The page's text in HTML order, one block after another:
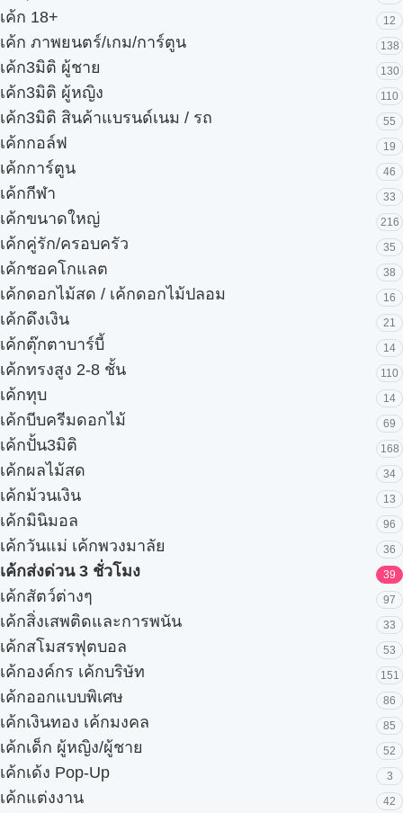
เค้ก 18+ 12
เค้ก ภาพยนตร์/เกม/การ์ตูน 138
เค้ก3มิติ ผู้ชาย 130
เค้ก3มิติ ผู้หญิง 110
เค้ก3มิติ สินค้าแบรนด์เนม / รถ 55
เค้กกอล์ฟ 19
เค้กการ์ตูน 46
เค้กกีฬา 33
เค้กขนาดใหญ่ 216
เค้กคู่รัก/ครอบครัว 35
เค้กชอคโกแลต 38
เค้กดอกไม้สด / เค้กดอกไม้ปลอม 16
เค้กดึงเงิน 21
เค้กตุ๊กตาบาร์บี้ 14
เค้กทรงสูง 2-8 ชั้น 110
เค้กทุบ 14
เค้กบีบครีมดอกไม้ 69
เค้กปั้น3มิติ 168
เค้กผลไม้สด 34
เค้กม้วนเงิน 13
เค้กมินิมอล 96
เค้กวันแม่ เค้กพวงมาลัย 36
เค้กส่งด่วน 3 ชั่วโมง 39
เค้กสัตว์ต่างๆ 97
เค้กสิ่งเสพติดและการพนัน 33
เค้กสโมสรฟุตบอล 53
เค้กองค์กร เค้กบริษัท 151
เค้กออกแบบพิเศษ 86
เค้กเงินทอง เค้กมงคล 85
เค้กเด็ก ผู้หญิง/ผู้ชาย 52
เค้กเด้ง Pop-Up 3
เค้กแต่งงาน 42